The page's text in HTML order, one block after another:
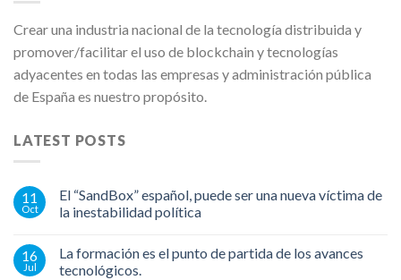
Crear una industria nacional de la tecnología distribuida y
promover/facilitar el uso de blockchain y tecnologías
adyacentes en todas las empresas y administración pública
de España es nuestro propósito.
LATEST POSTS
11
Oct
El “SandBox” español, puede ser una nueva víctima de
la inestabilidad política
16
Jul
La formación es el punto de partida de los avances
tecnológicos.